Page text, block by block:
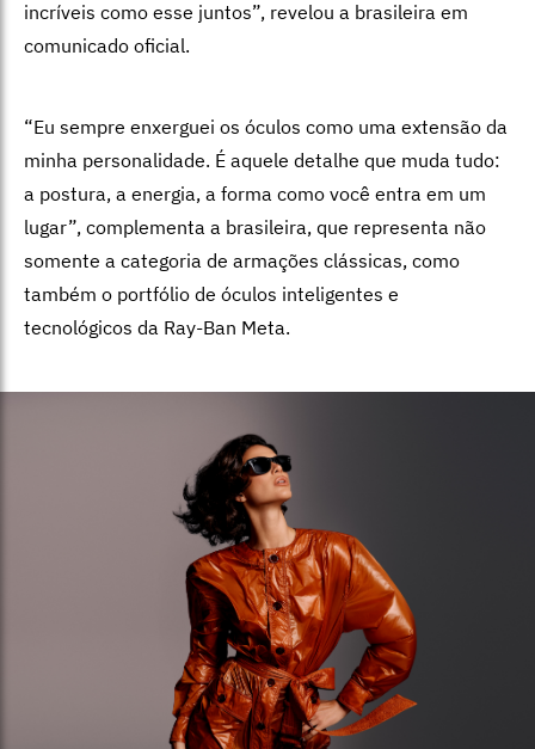
incríveis como esse juntos”, revelou a brasileira em
comunicado oficial.
“Eu sempre enxerguei os óculos como uma extensão da
minha personalidade. É aquele detalhe que muda tudo:
a postura, a energia, a forma como você entra em um
lugar”, complementa a brasileira, que representa não
somente a categoria de armações clássicas, como
também o portfólio de óculos inteligentes e
tecnológicos da Ray-Ban Meta.